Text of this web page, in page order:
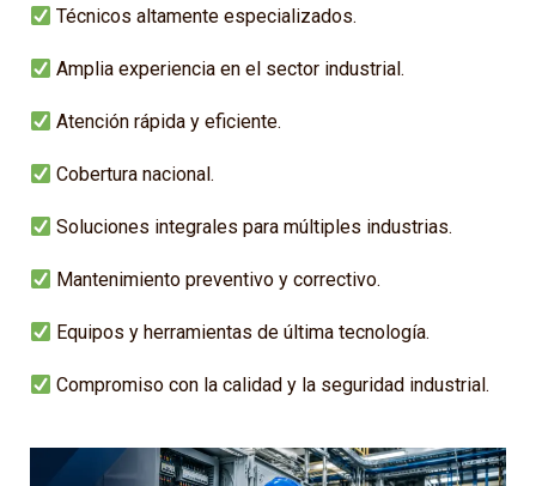
Técnicos altamente especializados.
Amplia experiencia en el sector industrial.
Atención rápida y eficiente.
Cobertura nacional.
Soluciones integrales para múltiples industrias.
Mantenimiento preventivo y correctivo.
Equipos y herramientas de última tecnología.
Compromiso con la calidad y la seguridad industrial.